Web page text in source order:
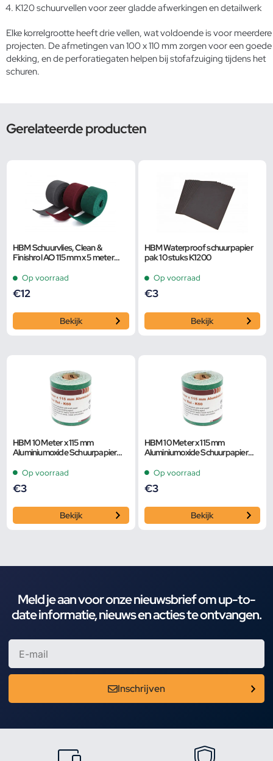
K120 schuurvellen voor zeer gladde afwerkingen en detailwerk
Elke korrelgrootte heeft drie vellen, wat voldoende is voor meerdere
projecten. De afmetingen van 100 x 110 mm zorgen voor een goede
dekking, en de perforatiegaten helpen bij stofafzuiging tijdens het
schuren.
Gerelateerde producten
HBM Schuurvlies, Clean &
Finishrol AO 115 mm x 5 meter
Op voorraad
€12
Bekijk
HBM Waterproof schuurpapier
pak 10 stuks K1200
Op voorraad
€3
Bekijk
HBM 10 Meter x 115 mm
Aluminiumoxide Schuurpapier
Op voorraad
€3
Bekijk
HBM 10 Meter x 115 mm
Aluminiumoxide Schuurpapier
Op voorraad
€3
Bekijk
Meld je aan voor onze nieuwsbrief om up-to-
date informatie, nieuws en acties te ontvangen.
Inschrijven